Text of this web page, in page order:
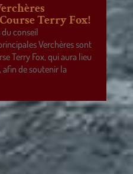
Terry Fox!
conseil
Verchères sont
Terry Fox, qui aura lieu
de soutenir la